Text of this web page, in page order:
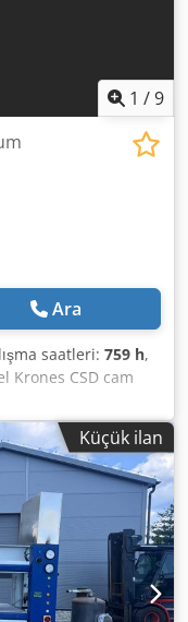
1 /9
Ara
saatleri: 759 h,
Krones CSD cam
özellikler ve
edilmiştir,
1,0 L
sahiptir, 70 valfli
makinesi ile
çalışma süresine
Nominal kapasite:
gazlı içecekler)
28 mm Hacim
90 Dolum
Küçük ilan